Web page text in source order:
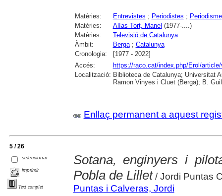
Matèries: Entrevistes ; Periodistes ; Periodisme
Matèries:
Alías Tort, Manel (1977-....)
Matèries:
Televisió de Catalunya
Àmbit:
Berga; Catalunya
Cronologia:
[1977 - 2022]
Accés:
https://raco.cat/index.php/Erol/article/
Localització: Biblioteca de Catalunya; Universitat
Ramon Vinyes i Cluet (Berga); B.
Enllaç permanent a aquest
5 / 26
seleccionar
imprimir
Text complet
Sotana, enginyers i
Pobla de Lillet/ Jordi Puntas
Puntas i Calveras, Jordi